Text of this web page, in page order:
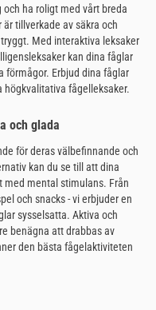
ha roligt med vårt breda
tillverkade av säkra och
Med interaktiva leksaker
kan dina fåglar
förmågor. Erbjud dina fåglar
högkvalitativa fågelleksaker.
och glada
för deras välbefinnande och
kan du se till att dina
mental stimulans. Från
och snacks - vi erbjuder en
sysselsatta. Aktiva och
benägna att drabbas av
den bästa fågelaktiviteten